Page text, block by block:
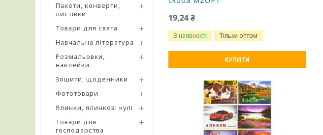
Пакети, конверти,
листівки
Товари для свята
Навчальна література
Розмальовки,
наклейки
Зошити, щоденники
Фототовари
Ялинки, ялинкові кулі
Товари для
господарства
19,24 ₴
В наявності Тільки оптом
КУПИТИ